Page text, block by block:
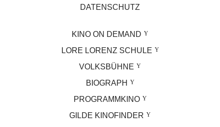
DATENSCHUTZ
KINO ON DEMAND
LORE LORENZ SCHULE
VOLKSBÜHNE
BIOGRAPH
PROGRAMMKINO
GILDE KINOFINDER